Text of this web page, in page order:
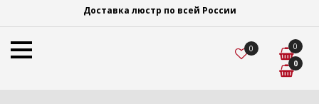
Доставка люстр по всей России
0
0
0